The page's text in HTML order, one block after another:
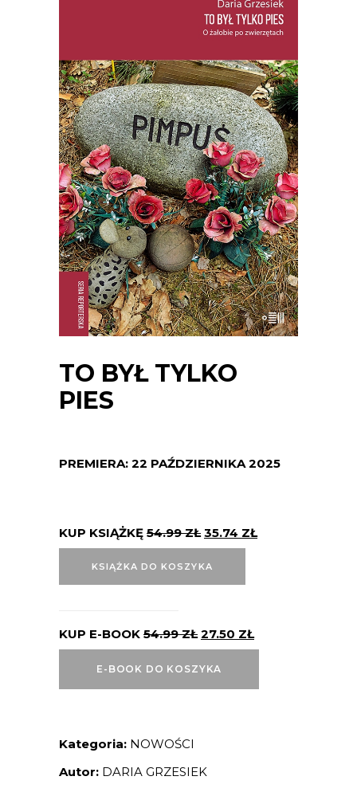
TO BYŁ TYLKO
PIES
PREMIERA: 22 PAŹDZIERNIKA 2025
KUP KSIĄŻKĘ 54.99ZŁ 35.74 ZŁ
KSIĄŻKA DO KOSZYKA
KUP E-BOOK 54.99ZŁ 27.50 ZŁ
E-BOOK DO KOSZYKA
Kategoria: NOWOŚCI
Autor: DARIA GRZESIEK